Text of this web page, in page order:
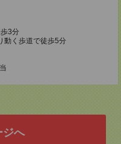
3分
動く歩道で徒歩5分
ジへ